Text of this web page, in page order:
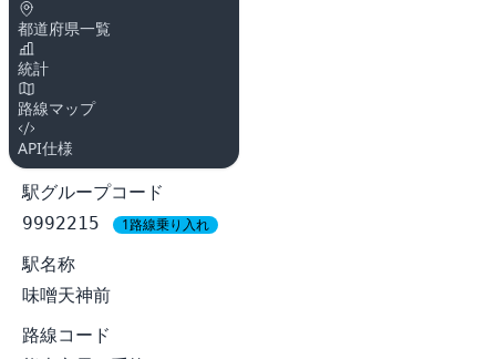
都道府県一覧
統計
路線マップ
API仕様
味噌天神前
熊本市電Ｂ系統
駅コード
9992317
駅グループコード
9992215 1路線乗り入れ
駅名称
味噌天神前
路線コード